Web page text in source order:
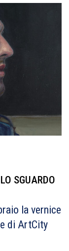
SGUARDO
la vernice
di ArtCity